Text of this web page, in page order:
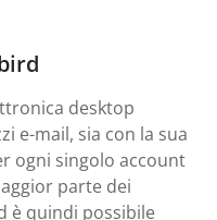
desktop
e-mail, sia con la sua
ogni singolo account
parte dei
è quindi possibile